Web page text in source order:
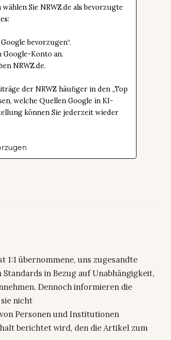
Sie NRWZ.de als bevorzugte
bevorzugen“.
Google-Konto an.
NRWZ.de.
der NRWZ häufiger in den „Top
welche Quellen Google in KI-
können Sie jederzeit wieder
übernommene, uns zugesandte
in Bezug auf Unabhängigkeit,
Dennoch informieren die
nicht
Personen und Institutionen
berichtet wird, den die Artikel zum